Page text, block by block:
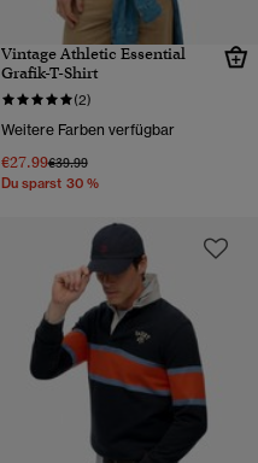
Vintage Athletic Essential
Grafik-T-Shirt
(2)
Weitere Farben verfügbar
€27.99Preis wurde reduziert von
€39.99bis
Du sparst 30 %